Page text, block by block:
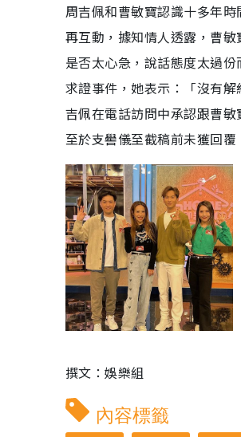
周吉佩和曹敏寶認識十多年
再互動，據知情人透露，曹
是否太心急，說話態度太過
求證事件，她表示：「沒有
吉佩在電話訪問中承認跟曹
至於支嚳儀至截稿前未獲回覆
撰文：娛樂組
內容標籤